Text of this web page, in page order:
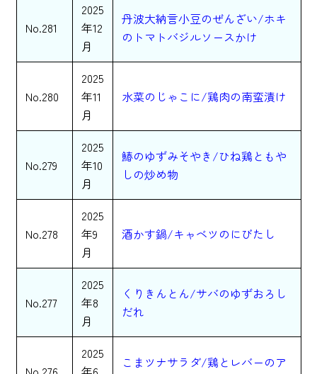
No.281
2025
年12
月
丹波大納言小豆のぜんざい/ホキ
のトマトバジルソースかけ
No.280
2025
年11
月
水菜のじゃこに/鶏肉の南蛮漬け
No.279
2025
年10
月
鰆のゆずみそやき/ひね鶏ともや
しの炒め物
No.278
2025
年9
月
酒かす鍋/キャベツのにびたし
No.277
2025
年8
月
くりきんとん/サバのゆずおろし
だれ
2025
こまツナサラダ/鶏とレバーのア